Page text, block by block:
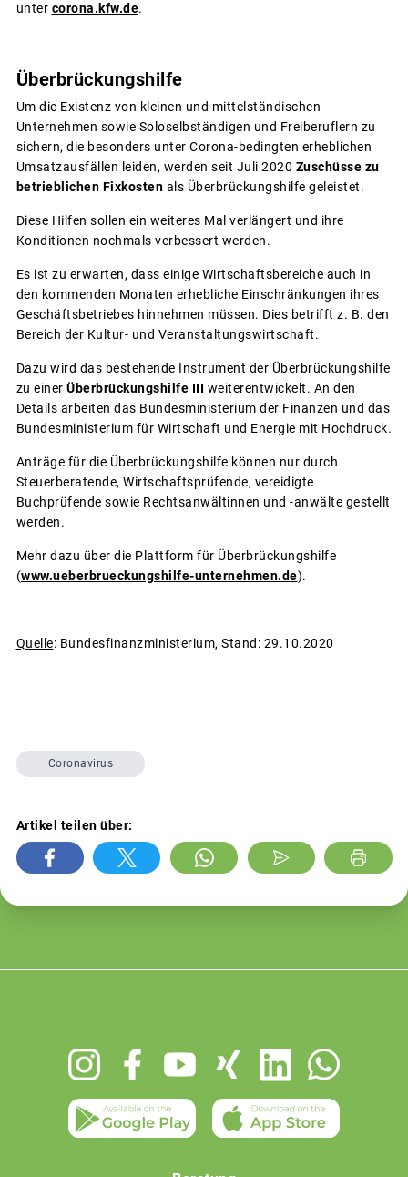
unter corona.kfw.de.
Überbrückungshilfe
Um die Existenz von kleinen und mittelständischen
Unternehmen sowie Soloselbständigen und Freiberuflern zu
sichern, die besonders unter Corona-bedingten erheblichen
Umsatzausfällen leiden, werden seit Juli 2020 Zuschüsse zu
betrieblichen Fixkosten als Überbrückungshilfe geleistet.
Diese Hilfen sollen ein weiteres Mal verlängert und ihre
Konditionen nochmals verbessert werden.
Es ist zu erwarten, dass einige Wirtschaftsbereiche auch in
den kommenden Monaten erhebliche Einschränkungen ihres
Geschäftsbetriebes hinnehmen müssen. Dies betrifft z. B. den
Bereich der Kultur- und Veranstaltungswirtschaft.
Dazu wird das bestehende Instrument der Überbrückungshilfe
zu einer Überbrückungshilfe III weiterentwickelt. An den
Details arbeiten das Bundesministerium der Finanzen und das
Bundesministerium für Wirtschaft und Energie mit Hochdruck.
Anträge für die Überbrückungshilfe können nur durch
Steuerberatende, Wirtschaftsprüfende, vereidigte
Buchprüfende sowie Rechtsanwältinnen und -anwälte gestellt
werden.
Mehr dazu über die Plattform für Überbrückungshilfe
(www.ueberbrueckungshilfe-unternehmen.de).
Quelle: Bundesfinanzministerium, Stand: 29.10.2020
Coronavirus
Artikel teilen über: